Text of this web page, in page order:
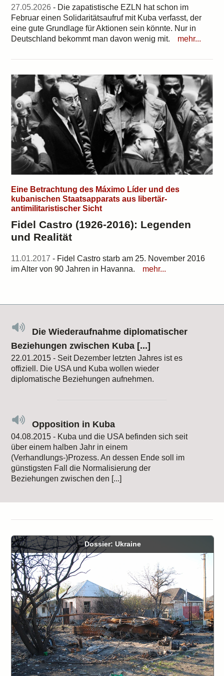
27.05.2026 - Die zapatistische EZLN hat schon im
Februar einen Solidaritätsaufruf mit Kuba verfasst, der
eine gute Grundlage für Aktionen sein könnte. Nur in
Deutschland bekommt man davon wenig mit.
mehr...
Eine Betrachtung des Máximo Líder und des
kubanischen Staatsapparats aus libertär-
antimilitaristischer Sicht
Fidel Castro (1926-2016): Legenden
und Realität
11.01.2017 - Fidel Castro starb am 25. November 2016
im Alter von 90 Jahren in Havanna.
mehr...
Die Wiederaufnahme diplomatischer
Beziehungen zwischen Kuba [...]
22.01.2015 - Seit Dezember letzten Jahres ist es
offiziell. Die USA und Kuba wollen wieder
diplomatische Beziehungen aufnehmen.
Opposition in Kuba
04.08.2015 - Kuba und die USA befinden sich seit
über einem halben Jahr in einem
(Verhandlungs-)Prozess. An dessen Ende soll im
günstigsten Fall die Normalisierung der
Beziehungen zwischen den [...]
Dossier: Ukraine